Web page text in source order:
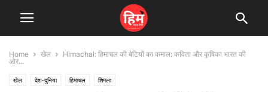
Home खेल
Himachal: हिमाचल की बेटियों का कमाल: कविता और कृषिका भारत की
ओर...
खेल देश-दुनिया हिमाचल शिमला